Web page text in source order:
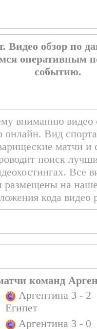
Видео обзор по
оперативным
событию.
вниманию видео
онлайн. Вид
матчи и
поиск
Все
размещены на
кода видео
команд
Аргентина 3 - 2
Египет
Аргентина 3 - 0